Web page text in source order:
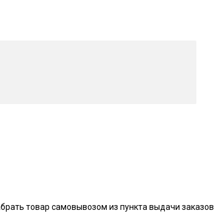
товар самовывозом из пункта выдачи заказов.